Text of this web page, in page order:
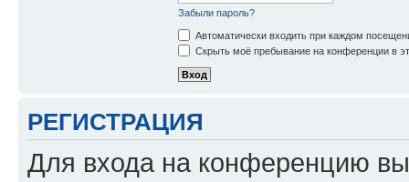
Забыли пароль?
Автоматически входить при каждом
Скрыть моё пребывание на конференции в
РЕГИСТРАЦИЯ
Для входа на конференцию